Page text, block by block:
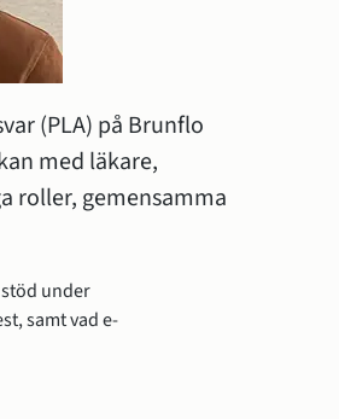
(PLA) på Brunflo
med läkare,
roller, gemensamma
under
samt vad e-
i nytt fönster.